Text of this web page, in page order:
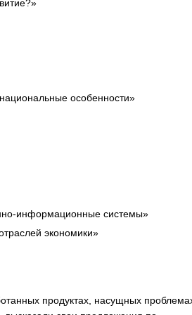
особенности»
информационные системы»
экономики»
продуктах, насущных